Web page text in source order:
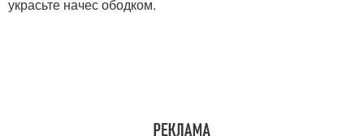
украсьте начес ободком.